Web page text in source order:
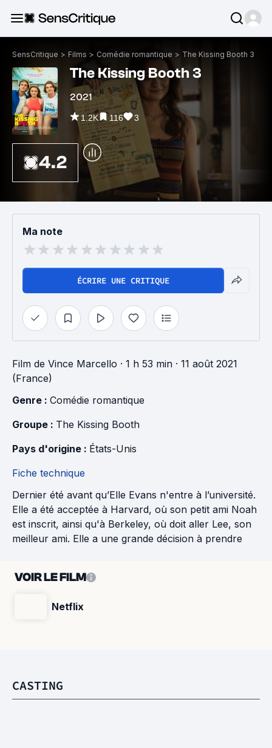
SensCritique > Films > Comédie romantique > The Kissing Booth 3
The Kissing Booth 3
2021
1.2K 116 3
4.2
Ma note
ÉCRIRE UNE CRITIQUE
Film de Vince Marcello · 1 h 53 min · 11 août 2021
(France)
Genre : Comédie romantique
Groupe : The Kissing Booth
Pays d'origine : États-Unis
Fiche technique
Dernier été avant qu’Elle Evans n'entre à l’université.
Elle a été acceptée à Harvard, où son petit ami Noah
est inscrit, ainsi qu'à Berkeley, où doit aller Lee, son
meilleur ami. Elle a une grande décision à prendre
VOIR LE FILM
Netflix
CASTING